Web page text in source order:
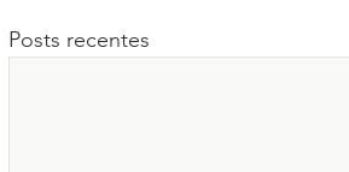
Posts recentes